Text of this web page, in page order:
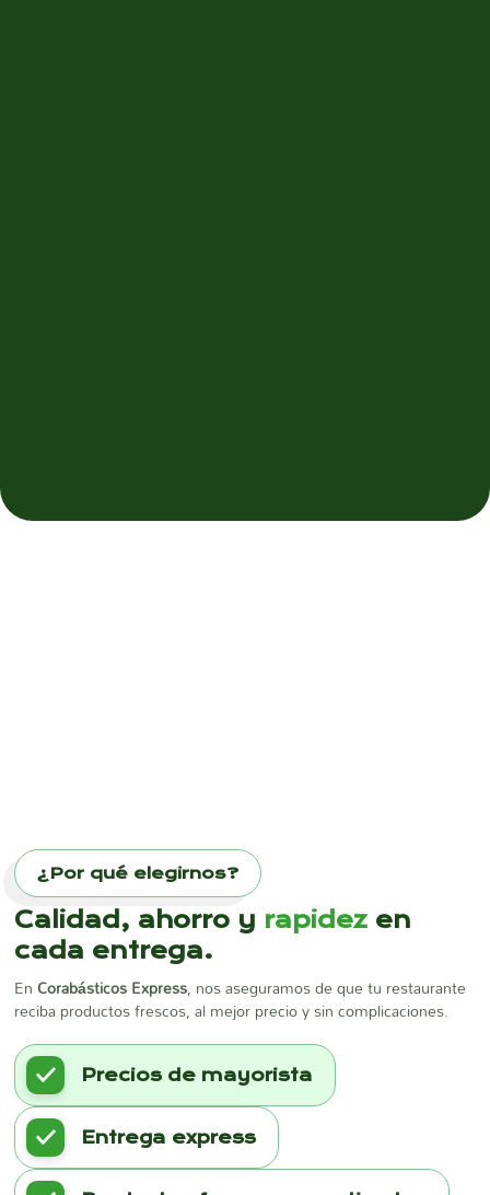
¿Por qué elegirnos?
Calidad, ahorro y rapidezen
cada entrega.
EnCorabásticos Express, nos aseguramos de que tu restaurante
reciba productos frescos, al mejor precio y sin complicaciones.
Precios de mayorista
Entrega express